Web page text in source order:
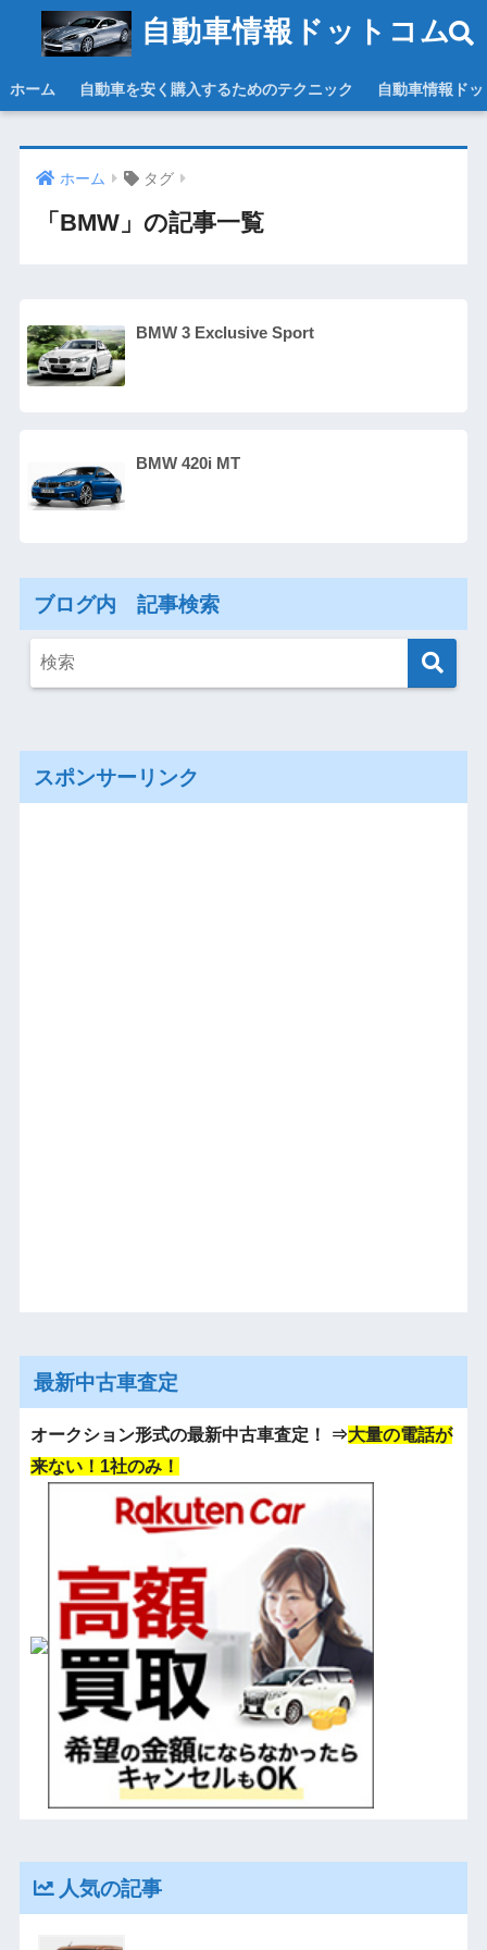
自動車情報ドットコム
ホーム 自動車を安く購入するためのテクニック 自動車情報ド
ホーム タグ
「BMW」の記事一覧
BMW 3 Exclusive Sport
BMW 420i MT
ブログ内 記事検索
スポンサーリンク
最新中古車査定
オークション形式の最新中古車査定！ ⇒大量の電話が
来ない！1社のみ！
人気の記事